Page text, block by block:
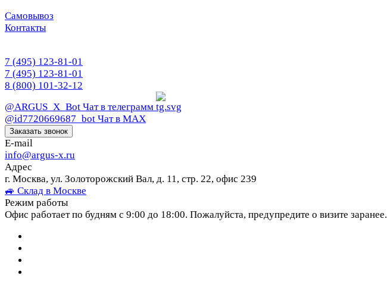
Самовывоз
Контакты
7 (495) 123-81-01
7 (495) 123-81-01
8 (800) 101-32-12
@ARGUS_X_Bot Чат в телеграмм
@id7720669687_bot Чат в МАХ
Заказать звонок
E-mail
info@argus-x.ru
Адрес
г. Москва, ул. Золоторожский Вал, д. 11, стр. 22, офис 239
🚙 Склад в Москве
Режим работы
Офис работает по будням с 9:00 до 18:00. Пожалуйста, предупредите о визите заранее.